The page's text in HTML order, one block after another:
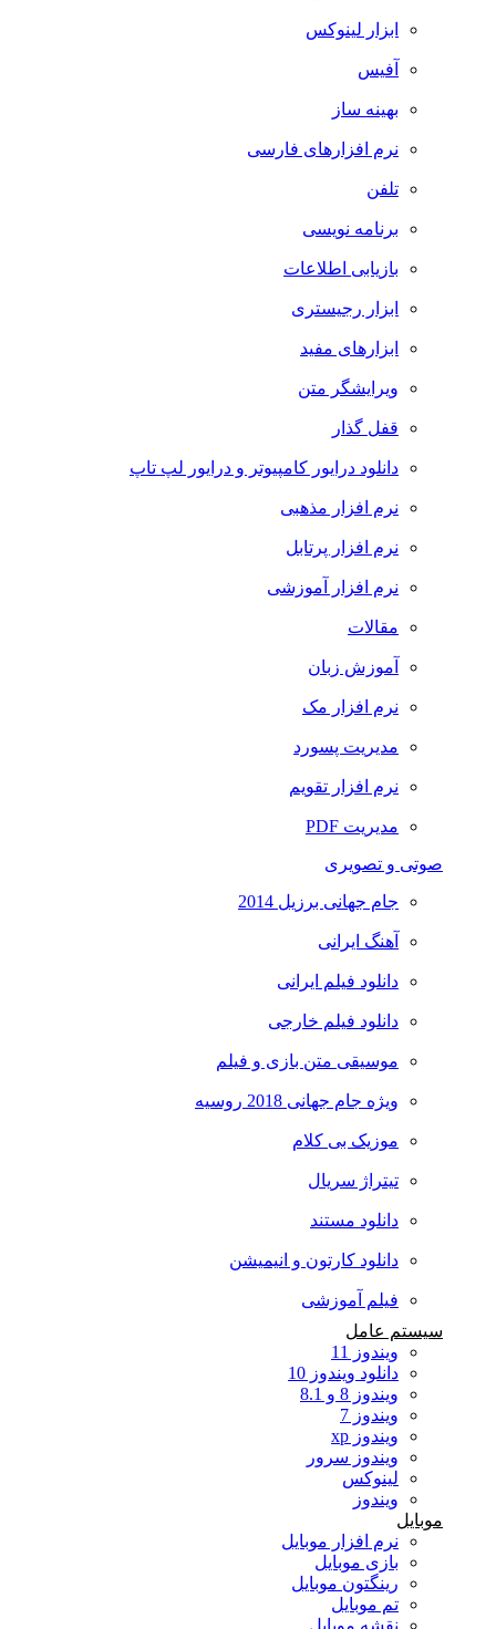
ابزار لینوکس
آفیس
بهینه ساز
نرم افزارهای فارسی
تلفن
برنامه نویسی
بازیابی اطلاعات
ابزار رجیستری
ابزارهای مفید
ویرایشگر متن
قفل گذار
دانلود درایور کامپیوتر و درایور لپ تاپ
نرم افزار مذهبی
نرم افزار پرتابل
نرم افزار آموزشی
مقالات
آموزش زبان
نرم افزار مک
مدیریت پسورد
نرم افزار تقویم
مدیریت PDF
صوتی و تصویری
جام جهانی برزیل 2014
آهنگ ایرانی
دانلود فیلم ایرانی
دانلود فیلم خارجی
موسیقی متن بازی و فیلم
ویژه جام جهانی 2018 روسیه
موزیک بی کلام
تیتراژ سریال
دانلود مستند
دانلود کارتون و انیمیشن
فیلم آموزشی
سیستم عامل
ویندوز 11
دانلود ویندوز 10
ویندوز 8 و 8.1
ویندوز 7
ویندوز xp
ویندوز سرور
لینوکس
ویندوز
موبایل
نرم افزار موبایل
بازی موبایل
رینگتون موبایل
تم موبایل
نقشه موبایل